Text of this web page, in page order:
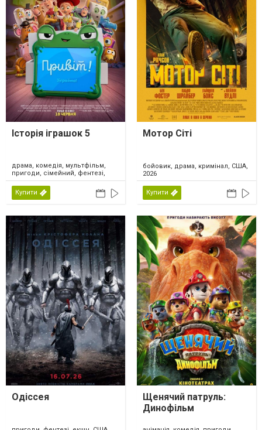
Історія іграшок 5
драма, комедія, мультфільм,
пригоди, сімейний, фентезі,
США, 2026
Купити
Мотор Сіті
бойовик, драма, кримінал, США,
2026
Купити
Одіссея
Щенячий патруль:
Динофільм